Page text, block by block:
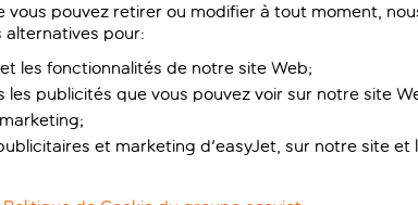
pouvez retirer ou modifier à tout moment,
pour:
les fonctionnalités de notre site Web;
les publicités que vous pouvez voir sur notre site
et marketing d'easyJet, sur notre site et